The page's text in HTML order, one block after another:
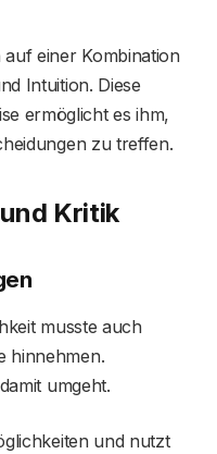
einer Kombination
Intuition. Diese
ermöglicht es ihm,
zu treffen.
Kritik
musste auch
hinnehmen.
umgeht.
und nutzt